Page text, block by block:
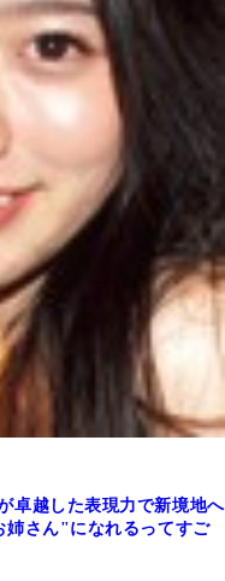
卓越した表現力で新境地へ
姉さん"になれるってすご